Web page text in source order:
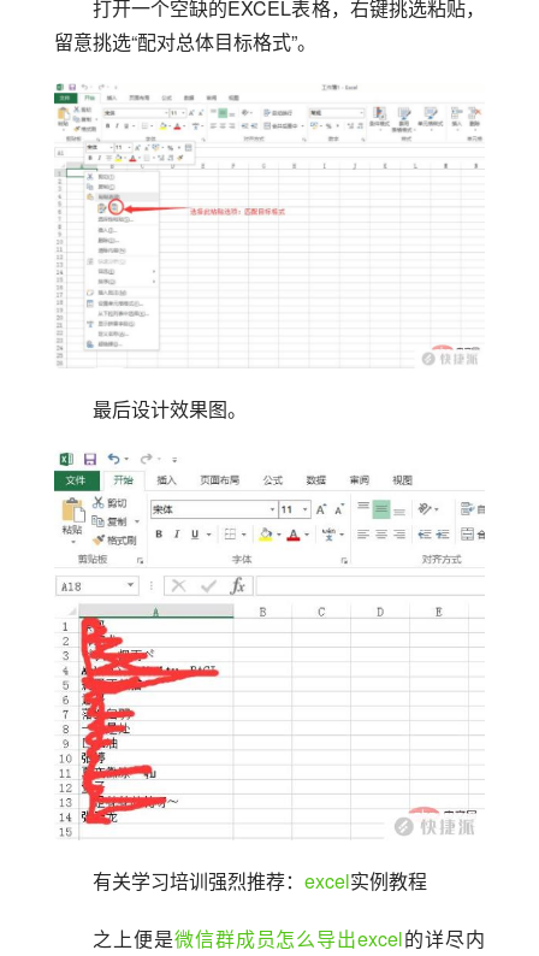
打开一个空缺的EXCEL表格，右键挑选粘贴，
留意挑选“配对总体目标格式”。
最后设计效果图。
有关学习培训强烈推荐： excel实例教程
之上便是微信群成员怎么导出excel的详尽内